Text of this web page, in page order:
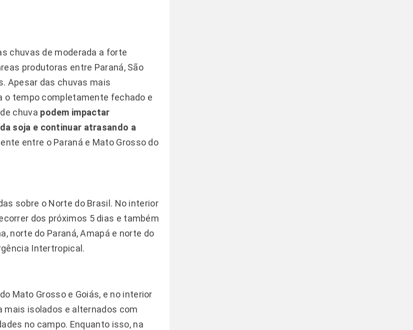
chuvas de moderada a forte
produtoras entre Paraná, São
Apesar das chuvas mais
o tempo completamente fechado e
chuva podem impactar
soja e continuar atrasando a
entre o Paraná e Mato Grosso do
sobre o Norte do Brasil. No interior
dos próximos 5 dias e também
norte do Paraná, Amapá e norte do
Intertropical.
Mato Grosso e Goiás, e no interior
mais isolados e alternados com
no campo. Enquanto isso, na